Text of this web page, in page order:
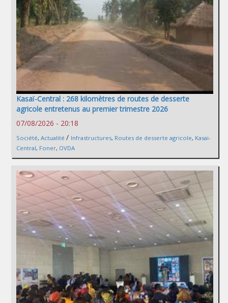
Kasaï-Central : 268 kilomètres de routes de desserte
agricole entretenus au premier trimestre 2026
07/08/2026 - 20:18
Société, Actualité / Infrastructures, Routes de desserte agricole, Kasai-
Central, Foner, OVDA